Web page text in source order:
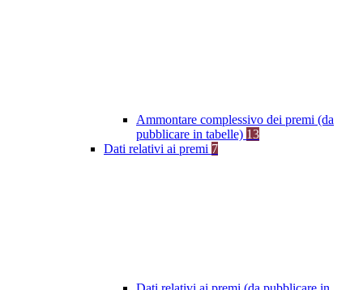
Ammontare complessivo dei premi (da
pubblicare in tabelle) 13
Dati relativi ai premi 7